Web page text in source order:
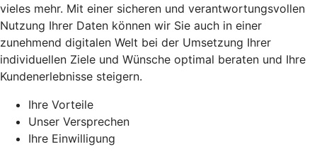
vieles mehr. Mit einer sicheren und verantwortungsvollen
Nutzung Ihrer Daten können wir Sie auch in einer
zunehmend digitalen Welt bei der Umsetzung Ihrer
individuellen Ziele und Wünsche optimal beraten und Ihre
Kundenerlebnisse steigern.
Ihre Vorteile
Unser Versprechen
Ihre Einwilligung